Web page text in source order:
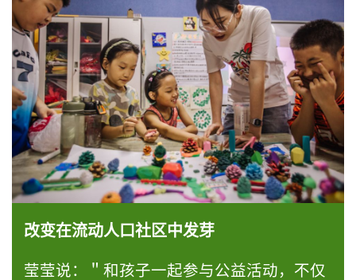
改变在流动人口社区中发芽
莹莹说：＂和孩子一起参与公益活动，不仅